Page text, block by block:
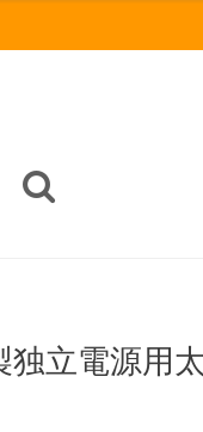
立電源用